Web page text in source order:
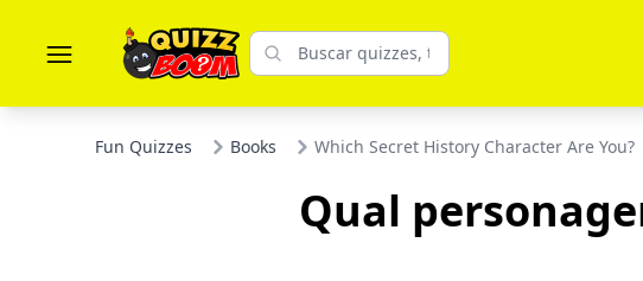
Fun Quizzes Books Which Secret History Character Are You?
Qual